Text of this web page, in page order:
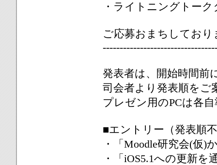
・ライトニングトー
ご応募おまちしており
発表者は、開始時間前
司会者より発表順をご
プレゼン用のPCは各
■エントリー（発表順
・「Moodle研究会(仮)
・「iOS5.1への更新